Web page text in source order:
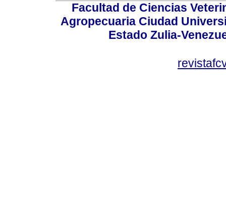
Facultad de Ciencias
Agropecuaria Ciudad
Estado Zulia-